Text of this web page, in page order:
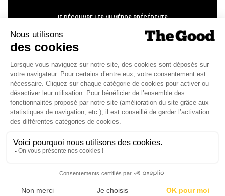
JE DÉCOUVRE LES NUMÉROS PRÉCÉDENTS
Je suis déjà abonné(e) :
version digitale
SUIVEZ-NOUS